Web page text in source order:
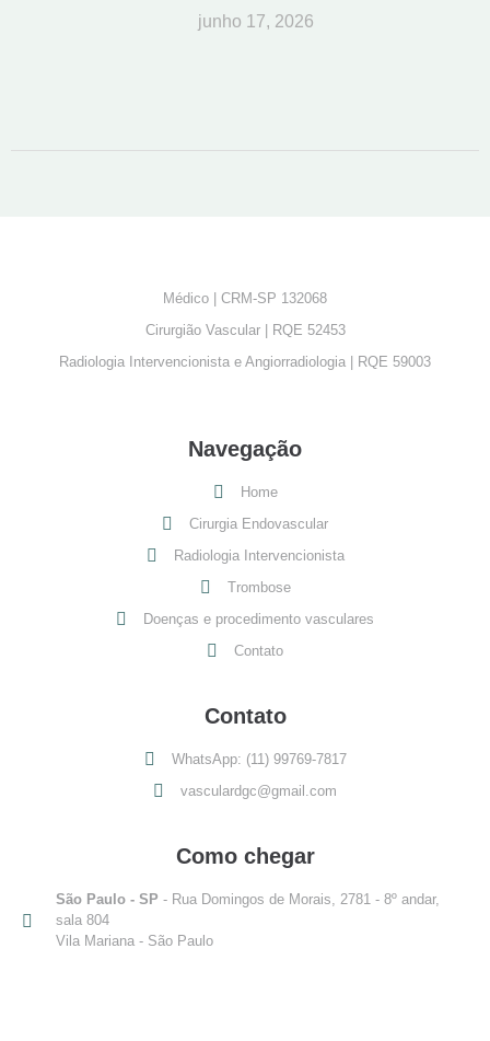
junho 17, 2026
Médico | CRM-SP 132068
Cirurgião Vascular | RQE 52453
Radiologia Intervencionista e Angiorradiologia | RQE 59003
Navegação
Home
Cirurgia Endovascular
Radiologia Intervencionista
Trombose
Doenças e procedimento vasculares
Contato
Contato
WhatsApp: (11) 99769-7817
vasculardgc@gmail.com
Como chegar
São Paulo - SP - Rua Domingos de Morais, 2781 - 8º andar,
sala 804
Vila Mariana - São Paulo